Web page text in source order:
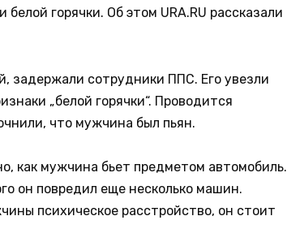
горячки. Об этом URA.RU рассказали
задержали сотрудники ППС. Его увезли
„белой горячки“. Проводится
что мужчина был пьян.
как мужчина бьет предметом автомобиль.
он повредил еще несколько машин.
психическое расстройство, он стоит